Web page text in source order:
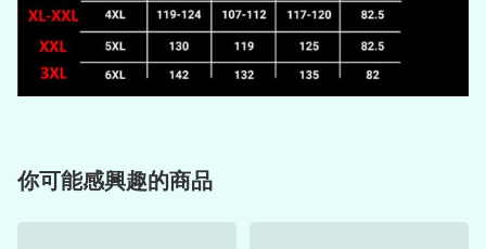
你可能感興趣的商品